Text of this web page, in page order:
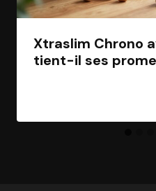
Xtraslim Chrono
tient-il ses